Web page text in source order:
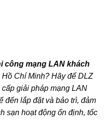
công mạng LAN khách
Chí Minh? Hãy để DLZ
giải pháp mạng LAN
đến lắp đặt và bảo trì, đảm
sạn hoạt động ổn định, tốc